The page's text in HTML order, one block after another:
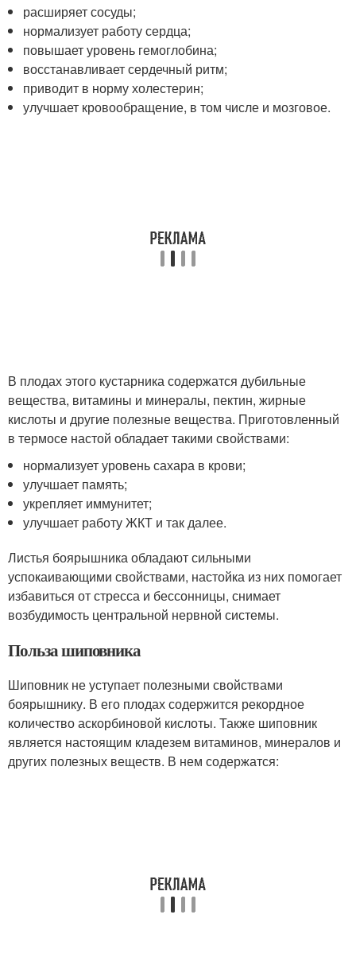
расширяет сосуды;
нормализует работу сердца;
повышает уровень гемоглобина;
восстанавливает сердечный ритм;
приводит в норму холестерин;
улучшает кровообращение, в том числе и мозговое.
В плодах этого кустарника содержатся дубильные
вещества, витамины и минералы, пектин, жирные
кислоты и другие полезные вещества. Приготовленный
в термосе настой обладает такими свойствами:
нормализует уровень сахара в крови;
улучшает память;
укрепляет иммунитет;
улучшает работу ЖКТ и так далее.
Листья боярышника обладают сильными
успокаивающими свойствами, настойка из них помогает
избавиться от стресса и бессонницы, снимает
возбудимость центральной нервной системы.
Польза шиповника
Шиповник не уступает полезными свойствами
боярышнику. В его плодах содержится рекордное
количество аскорбиновой кислоты. Также шиповник
является настоящим кладезем витаминов, минералов и
других полезных веществ. В нем содержатся: